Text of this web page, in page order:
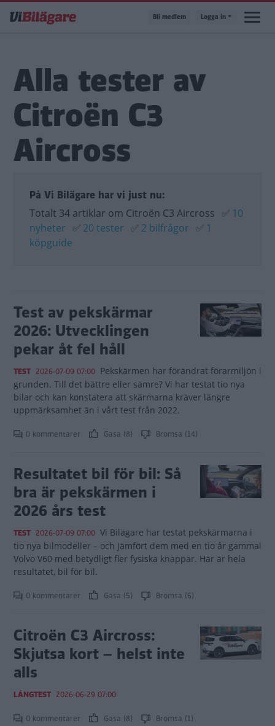
till
Bli medlem Logga in
Alla tester av
Citroën C3
Aircross
På Vi Bilägare har vi just nu:
Totalt 34 artiklar om Citroën C3 Aircross ✅ 10
nyheter ✅ 20 tester ✅ 2 bilfrågor ✅ 1
köpguide
Test av pekskärmar
2026: Utvecklingen
pekar åt fel håll
TEST 2026-07-09 07:00 Pekskärmen har förändrat förarmiljön i
grunden. Till det bättre eller sämre? Vi har testat tio nya
bilar och kan konstatera att skärmarna kräver längre
uppmärksamhet än i vårt test från 2022.
0 kommentarer Gasa (8) Bromsa (14)
Resultatet bil för bil: Så
bra är pekskärmen i
2026 års test
TEST 2026-07-09 07:00 Vi Bilägare har testat pekskärmarna i
tio nya bilmodeller – och jämfört dem med en tio år gammal
Volvo V60 med betydligt fler fysiska knappar. Här är hela
resultatet, bil för bil.
0 kommentarer Gasa (5) Bromsa (6)
Citroën C3 Aircross:
Skjutsa kort – helst inte
alls
LÅNGTEST 2026-06-29 07:00
0 kommentarer Gasa (8) Bromsa (1)